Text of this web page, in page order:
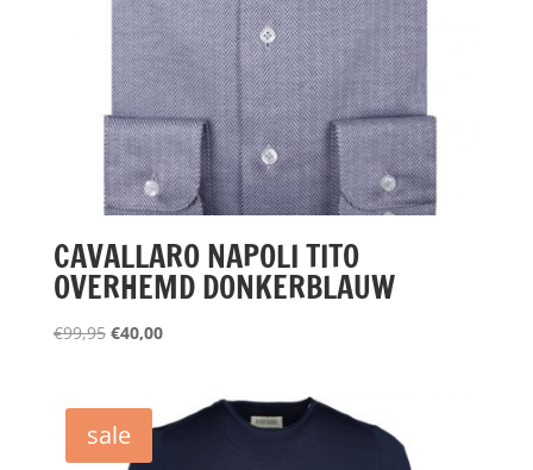
CAVALLARO NAPOLI TITO
OVERHEMD DONKERBLAUW
€99,95 Oorspronkelijke
€99,95.
€40,00Huidige
€40,00.
sale